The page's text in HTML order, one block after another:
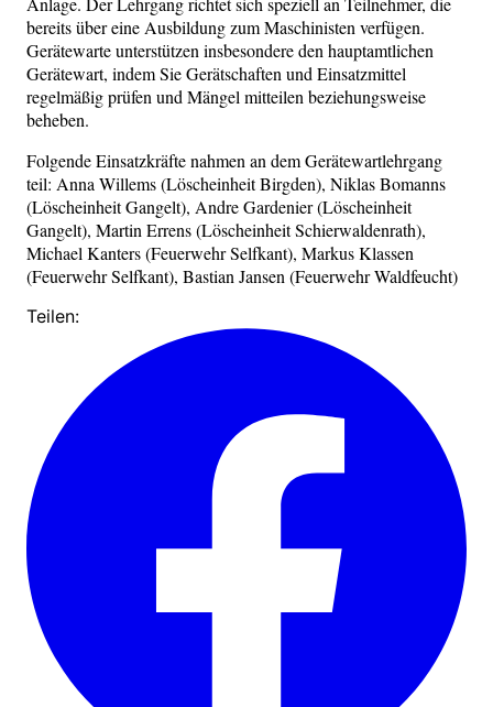
bereits über eine Ausbildung zum Maschinisten verfügen.
Gerätewarte unterstützen insbesondere den hauptamtlichen
Gerätewart, indem Sie Gerätschaften und Einsatzmittel
regelmäßig prüfen und Mängel mitteilen beziehungsweise
beheben.
Folgende Einsatzkräfte nahmen an dem Gerätewartlehrgang
teil: Anna Willems (Löscheinheit Birgden), Niklas Bomanns
(Löscheinheit Gangelt), Andre Gardenier (Löscheinheit
Gangelt), Martin Errens (Löscheinheit Schierwaldenrath),
Michael Kanters (Feuerwehr Selfkant), Markus Klassen
(Feuerwehr Selfkant), Bastian Jansen (Feuerwehr Waldfeucht)
Teilen: